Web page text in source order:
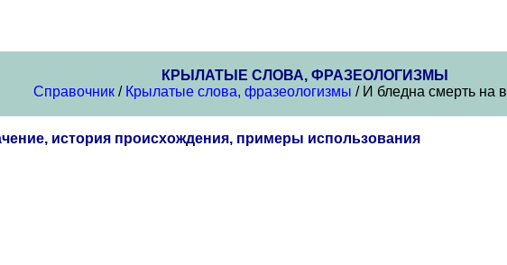
КРЫЛАТЫЕ СЛОВА, ФРАЗЕОЛОГИЗМЫ
Справочник/ Крылатые слова, фразеологизмы / И бледна смерть на
история происхождения, примеры использования